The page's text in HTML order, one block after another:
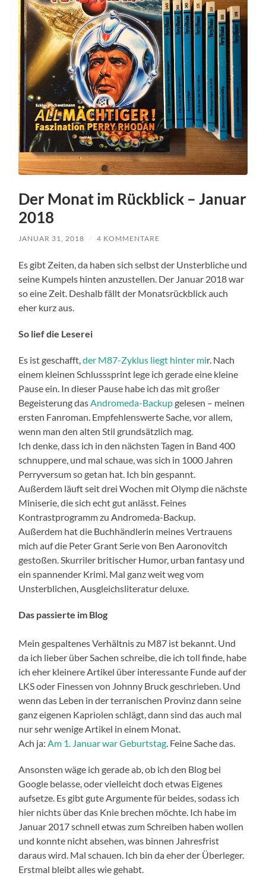
Der Monat im Rückblick – Januar
2018
JANUAR 31, 2018 / 4 KOMMENTARE
Es gibt Zeiten, da haben sich selbst der Unsterbliche und
seine Kumpels hinten anzustellen. Der Januar 2018 war
so eine Zeit. Deshalb fällt der Monatsrückblick auch
eher kurz aus.
So lief die Leserei
Es ist geschafft,der M87-Zyklus liegt hinter mir. Nach
einem kleinen Schlusssprint lege ich gerade eine kleine
Pause ein. In dieser Pause habe ich das mit großer
Begeisterung das Andromeda-Backupgelesen – meinen
ersten Fanroman. Empfehlenswerte Sache, vor allem,
wenn man den alten Stil grundsätzlich mag.
Ich denke, dass ich in den nächsten Tagen in Band 400
schnuppere, und mal schaue, was sich in 1000 Jahren
Perryversum so getan hat. Ich bin gespannt.
Außerdem läuft seit drei Wochen mit Olymp die nächste
Miniserie, die sich echt gut anlässt. Feines
Kontrastprogramm zu Andromeda-Backup.
Außerdem hat die Buchhändlerin meines Vertrauens
mich auf die Peter Grant Serie von Ben Aaronovitch
gestoßen. Skurriler britischer Humor, urban fantasy und
ein spannender Krimi. Mal ganz weit weg vom
Unsterblichen, Ausgleichsliteratur deluxe.
Das passierte im Blog
Mein gespaltenes Verhältnis zu M87 ist bekannt. Und
da ich lieber über Sachen schreibe, die ich toll finde, habe
ich eher kleinere Artikel über interessante Funde auf der
LKS oder Finessen von Johnny Bruck geschrieben. Und
wenn das Leben in der terranischen Provinz dann seine
ganz eigenen Kapriolen schlägt, dann sind das auch mal
nur sehr wenige Artikel in einem Monat.
Ach ja: Am 1. Januar war Geburtstag . Feine Sache das.
Ansonsten wäge ich gerade ab, ob ich den Blog bei
Google belasse, oder vielleicht doch etwas Eigenes
aufsetze. Es gibt gute Argumente für beides, sodass ich
hier nichts über das Knie brechen möchte. Ich habe im
Januar 2017 schnell etwas zum Schreiben haben wollen
und konnte nicht absehen, was binnen Jahresfrist
daraus wird. Mal schauen. Ich bin da eher der Überleger.
Erstmal bleibt alles wie gehabt.